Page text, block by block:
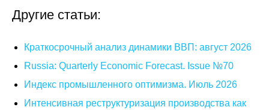
Общие требования
Другие статьи:
Краткосрочный анализ динамики ВВП: август 2026
Russia: Quarterly Economic Forecast. Issue №70
Индекс промышленного оптимизма. Июль 2026
Интенсивная реструктуризация производства как